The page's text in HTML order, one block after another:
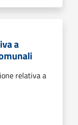
a
relativa a